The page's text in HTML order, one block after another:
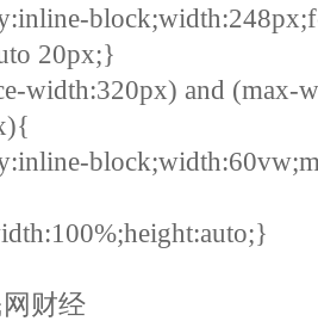
20px;}
width:320px) and (max-
财经